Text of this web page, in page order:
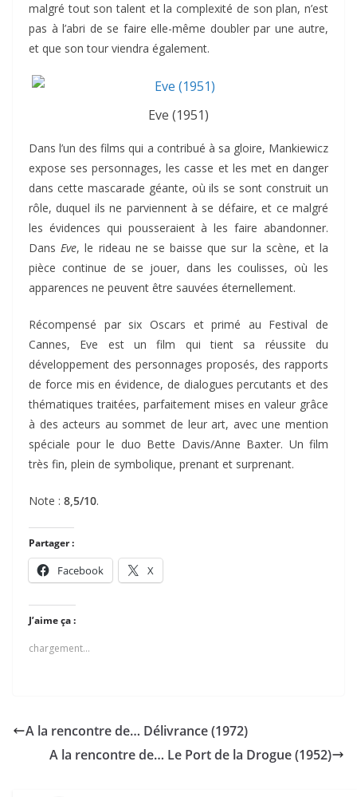
malgré tout son talent et la complexité de son plan, n’est
pas à l’abri de se faire elle-même doubler par une autre,
et que son tour viendra également.
Eve (1951)
Dans l’un des films qui a contribué à sa gloire, Mankiewicz
expose ses personnages, les casse et les met en danger
dans cette mascarade géante, où ils se sont construit un
rôle, duquel ils ne parviennent à se défaire, et ce malgré
les évidences qui pousseraient à les faire abandonner.
Dans Eve, le rideau ne se baisse que sur la scène, et la
pièce continue de se jouer, dans les coulisses, où les
apparences ne peuvent être sauvées éternellement.
Récompensé par six Oscars et primé au Festival de
Cannes, Eve est un film qui tient sa réussite du
développement des personnages proposés, des rapports
de force mis en évidence, de dialogues percutants et des
thématiques traitées, parfaitement mises en valeur grâce
à des acteurs au sommet de leur art, avec une mention
spéciale pour le duo Bette Davis/Anne Baxter. Un film
très fin, plein de symbolique, prenant et surprenant.
Note : 8,5/10.
Partager :
Facebook X
J’aime ça :
chargement…
A la rencontre de… Délivrance (1972)
A la rencontre de… Le Port de la Drogue (1952)